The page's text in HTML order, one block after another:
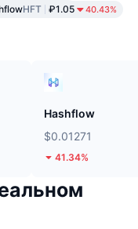
HFT ₽1.05 40.43%
Hashflow
$0.01271
41.34%